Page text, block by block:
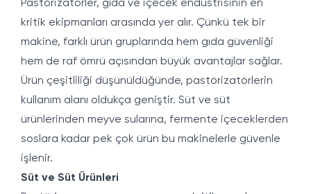
Pastörizatörler, gıda ve içecek endüstrisinin en
kritik ekipmanları arasında yer alır. Çünkü tek bir
makine, farklı ürün gruplarında hem gıda güvenliği
hem de raf ömrü açısından büyük avantajlar sağlar.
Ürün çeşitliliği düşünüldüğünde, pastörizatörlerin
kullanım alanı oldukça geniştir. Süt ve süt
ürünlerinden meyve sularına, fermente içeceklerden
soslara kadar pek çok ürün bu makinelerle güvenle
işlenir.
Süt ve Süt Ürünleri